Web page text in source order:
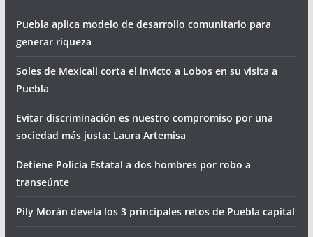
Puebla aplica modelo de desarrollo comunitario para
generar riqueza
Soles de Mexicali corta el invicto a Lobos en su visita a
Puebla
Evitar discriminación es nuestro compromiso por una
sociedad más justa: Laura Artemisa
Detiene Policía Estatal a dos hombres por robo a
transeúnte
Pily Morán devela los 3 principales retos de Puebla capital